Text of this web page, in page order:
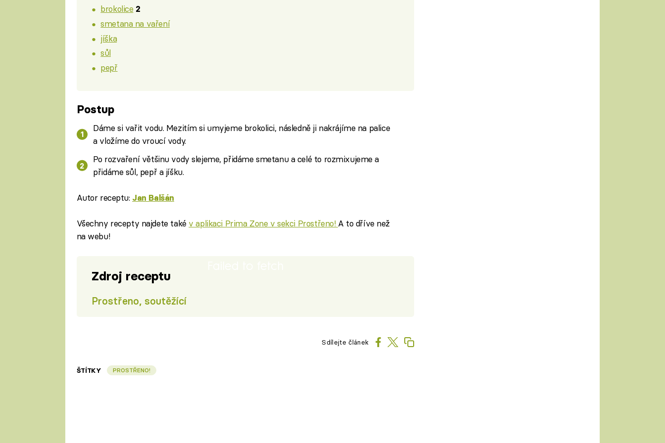
brokolice 2
smetana na vaření
jíška
sůl
pepř
Postup
Dáme si vařit vodu. Mezitím si umyjeme brokolici, následně ji nakrájíme na palice
a vložíme do vroucí vody.
Po rozvaření většinu vody slejeme, přidáme smetanu a celé to rozmixujeme a
přidáme sůl, pepř a jíšku.
Autor receptu: Jan Balšán
Všechny recepty najdete také v aplikaci Prima Zone v sekci Prostřeno! A to dříve než
na webu!
Zdroj receptu
Prostřeno, soutěžící
Sdílejte článek
ŠTÍTKY PROSTŘENO!